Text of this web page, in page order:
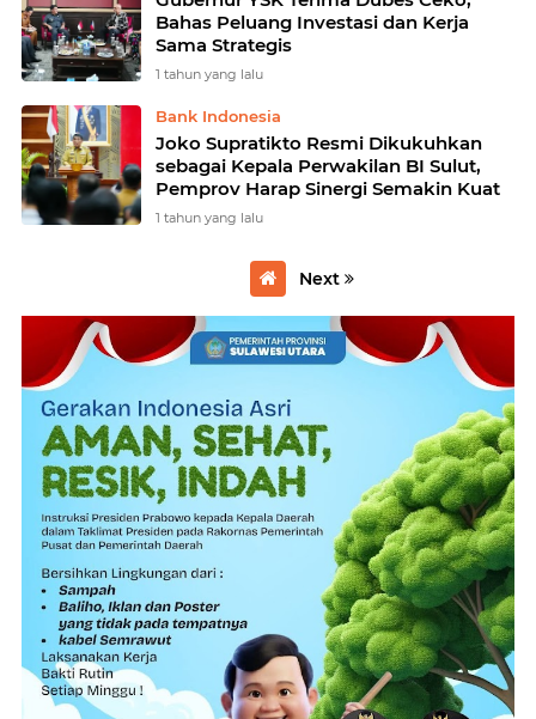
Bahas Peluang Investasi dan Kerja
Sama Strategis
1 tahun yang lalu
Bank Indonesia
Joko Supratikto Resmi Dikukuhkan
sebagai Kepala Perwakilan BI Sulut,
Pemprov Harap Sinergi Semakin Kuat
1 tahun yang lalu
Next